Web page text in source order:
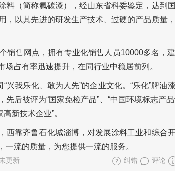
料（简称氟碳漆），经山东省科委鉴定，达到
，以其先进的研发生产技术、过硬的产品质量
销售网点，拥有专业化销售人员10000多名，
占有率迅速提升，在同行业中稳居前列。
兴我乐化、敢为人先”的企业文化。“乐化”牌油
后被评为“国家免检产品”、“中国环境标志产品
新技术企业”。
西靠齐鲁石化城淄博，对发展涂料工业和综合
流的质量，为您提供一流的服务。
更新 纠错 评论